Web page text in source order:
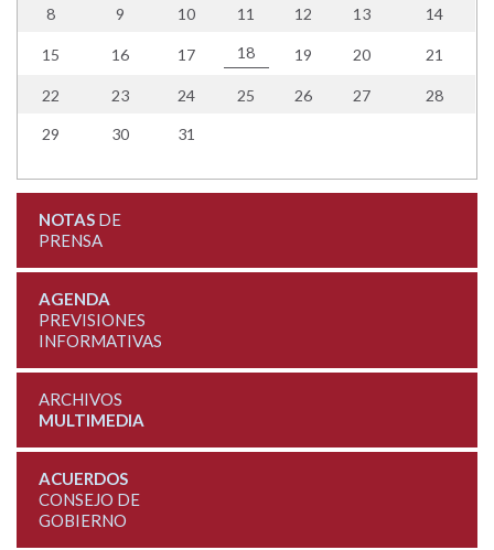
8 9 10 11 12 13 14
15 16 17 18 19 20 21
22 23 24 25 26 27 28
29 30 31
NOTASDE
PRENSA
AGENDA
PREVISIONES
INFORMATIVAS
ARCHIVOS
MULTIMEDIA
ACUERDOS
CONSEJO DE
GOBIERNO